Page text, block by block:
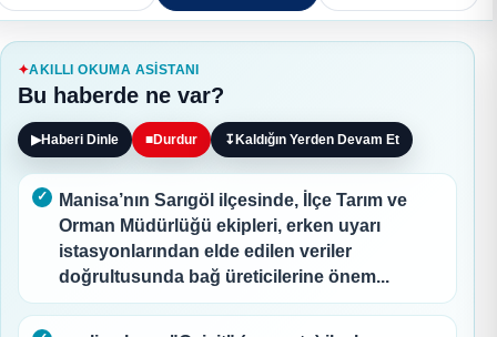
AKILLI OKUMA ASISTANI
Bu haberde ne var?
▶Haberi Dinle ■Durdur ↧Kaldığın Yerden Devam Et
Manisa’nın Sarıgöl ilçesinde, İlçe Tarım ve
Orman Müdürlüğü ekipleri, erken uyarı
istasyonlarından elde edilen veriler
doğrultusunda bağ üreticilerine önem...